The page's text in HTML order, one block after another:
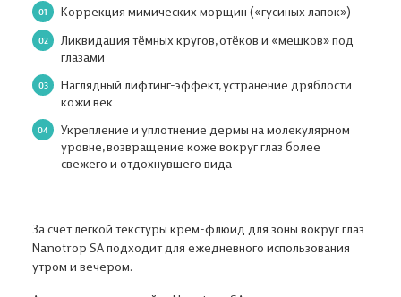
Коррекция мимических морщин («гусиных лапок»)
Ликвидация тёмных кругов, отёков и «мешков» под
глазами
Наглядный лифтинг-эффект, устранение дряблости
кожи век
Укрепление и уплотнение дермы на молекулярном
уровне, возвращение коже вокруг глаз более
свежего и отдохнувшего вида
За счет легкой текстуры крем-флюид для зоны вокруг глаз
Nanotrop SA подходит для ежедневного использования
утром и вечером.
Введите номер мобильного телефона, чтобы войти либо
зарегистрироваться на сайте
В корзине ничего нет
Откройте Каталог, чтобы выбрать нужный товар,
или авторизуйтесь на сайте,
Корзину
Укажите свои контакты
Укажите свой e-mail